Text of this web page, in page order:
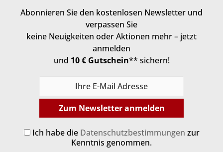
Abonnieren Sie den kostenlosen Newsletter und
verpassen Sie
keine Neuigkeiten oder Aktionen mehr – jetzt
anmelden
und 10 € Gutschein** sichern!
Zum Newsletter anmelden
Ich habe die Datenschutzbestimmungen zur
Kenntnis genommen.